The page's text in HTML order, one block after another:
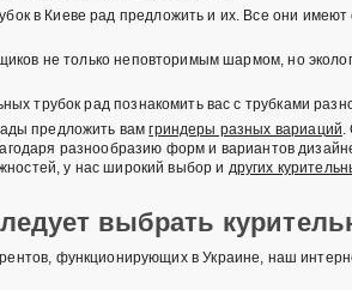
в Киеве рад предложить и их. Все они
не только неповторимым шармом, но
трубок рад познакомить вас с трубками
предложить вамгриндеры разных вариаций
разнообразию форм и вариантов
у нас широкий выбор и других
выбрать
функционирующих в Украине, наш